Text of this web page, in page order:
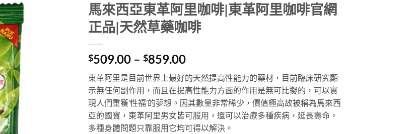
馬來西亞東革阿里咖啡|東革阿里咖啡官網
正品|天然草藥咖啡
$509.00 – $859.00Price
range:
$509.00
through
$859.00
東革阿里是目前世界上最好的天然提高性能力的藥材，目前臨床研究顯
示無任何副作用，而且在提高性能力方面的作用是無可比擬的，可以實
現人們重獲’性福’的夢想。因其數量非常稀少，價值極高故被稱為馬來西
亞的國寶，東革阿里男女皆可服用，還可以治療多種疾病，延長壽命，
多種身體問題只靠服用它均可得以解決。